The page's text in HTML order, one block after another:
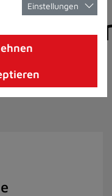
Einstellungen